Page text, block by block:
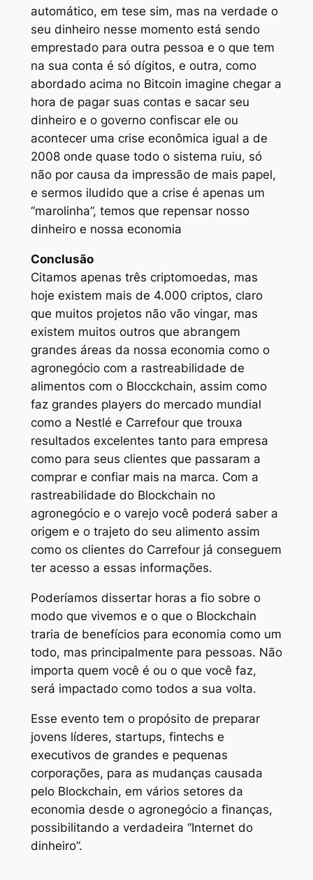
automático, em tese sim, mas na verdade o
seu dinheiro nesse momento está sendo
emprestado para outra pessoa e o que tem
na sua conta é só dígitos, e outra, como
abordado acima no Bitcoin imagine chegar a
hora de pagar suas contas e sacar seu
dinheiro e o governo confiscar ele ou
acontecer uma crise econômica igual a de
2008 onde quase todo o sistema ruiu, só
não por causa da impressão de mais papel,
e sermos iludido que a crise é apenas um
“marolinha”, temos que repensar nosso
dinheiro e nossa economia
Conclusão
Citamos apenas três criptomoedas, mas
hoje existem mais de 4.000 criptos, claro
que muitos projetos não vão vingar, mas
existem muitos outros que abrangem
grandes áreas da nossa economia como o
agronegócio com a rastreabilidade de
alimentos com o Blocckchain, assim como
faz grandes players do mercado mundial
como a Nestlé e Carrefour que trouxa
resultados excelentes tanto para empresa
como para seus clientes que passaram a
comprar e confiar mais na marca. Com a
rastreabilidade do Blockchain no
agronegócio e o varejo você poderá saber a
origem e o trajeto do seu alimento assim
como os clientes do Carrefour já conseguem
ter acesso a essas informações.
Poderíamos dissertar horas a fio sobre o
modo que vivemos e o que o Blockchain
traria de benefícios para economia como um
todo, mas principalmente para pessoas. Não
importa quem você é ou o que você faz,
será impactado como todos a sua volta.
Esse evento tem o propósito de preparar
jovens líderes, startups, fintechs e
executivos de grandes e pequenas
corporações, para as mudanças causada
pelo Blockchain, em vários setores da
economia desde o agronegócio a finanças,
possibilitando a verdadeira “Internet do
dinheiro”.